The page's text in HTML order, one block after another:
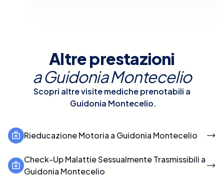
Altre prestazioni
aGuidonia Montecelio
Scopri altre visite mediche prenotabili a
Guidonia Montecelio.
Rieducazione Motoria a Guidonia Montecelio
Check-Up Malattie Sessualmente Trasmissibili a
Guidonia Montecelio